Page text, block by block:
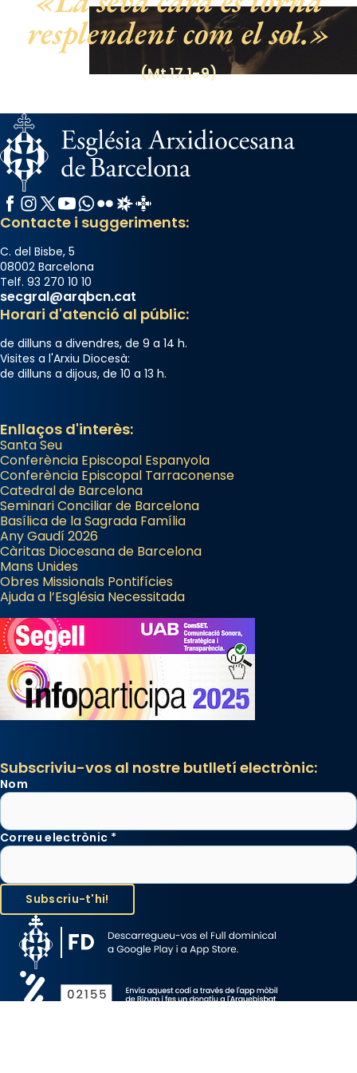
resplendent com el sol.
(Mt 17,1-9)
Facebook
Instagram
X / Twitter
YouTube
WhatsApp
FlickrRadio Estel
Catalunya Cristiana
Contacte i suggeriments:
C. del Bisbe, 5
08002 Barcelona
Telf. 93 270 10 10
secgral@arqbcn.cat
Horari d'atenció al públic:
de dilluns a divendres, de 9 a 14 h.
Visites a l'Arxiu Diocesà:
de dilluns a dijous, de 10 a 13 h.
Enllaços d'interès:
Santa Seu
Conferència Episcopal Espanyola
Conferència Episcopal Tarraconense
Catedral de Barcelona
Seminari Conciliar de Barcelona
Basílica de la Sagrada Família
Any Gaudí 2026
Càritas Diocesana de Barcelona
Mans Unides
Obres Missionals Pontifícies
Ajuda a l’Església Necessitada
Subscriviu-vos al nostre butlletí electrònic:
Nom
Correu electrònic *